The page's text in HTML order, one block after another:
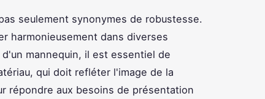
seulement synonymes de robustesse.
harmonieusement dans diverses
mannequin, il est essentiel de
qui doit refléter l'image de la
répondre aux besoins de présentation